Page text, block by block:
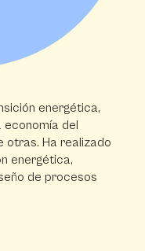
energética,
economía del
otras. Ha realizado
energética,
de procesos